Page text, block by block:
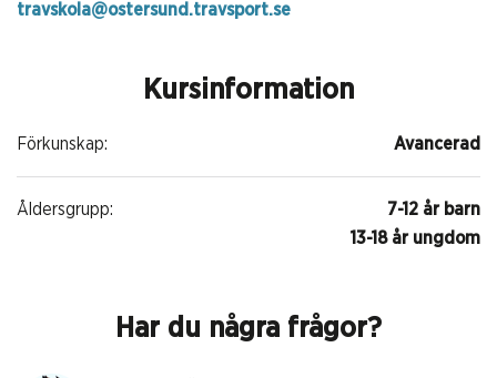
travskola@ostersund.travsport.se
Kursinformation
Förkunskap: Avancerad
Åldersgrupp:
7-12 år barn
13-18 år ungdom
Har du några frågor?